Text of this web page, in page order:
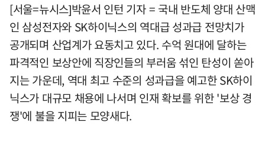
[서울=뉴시스]박윤서 인턴 기자 = 국내 반도체 양대 산맥
인 삼성전자와 SK하이닉스의 역대급 성과급 전망치가
공개되며 산업계가 요동치고 있다. 수억 원대에 달하는
파격적인 보상안에 직장인들의 부러움 섞인 탄성이 쏟아
지는 가운데, 역대 최고 수준의 성과급을 예고한 SK하이
닉스가 대규모 채용에 나서며 인재 확보를 위한 '보상 경
쟁'에 불을 지피는 모양새다.